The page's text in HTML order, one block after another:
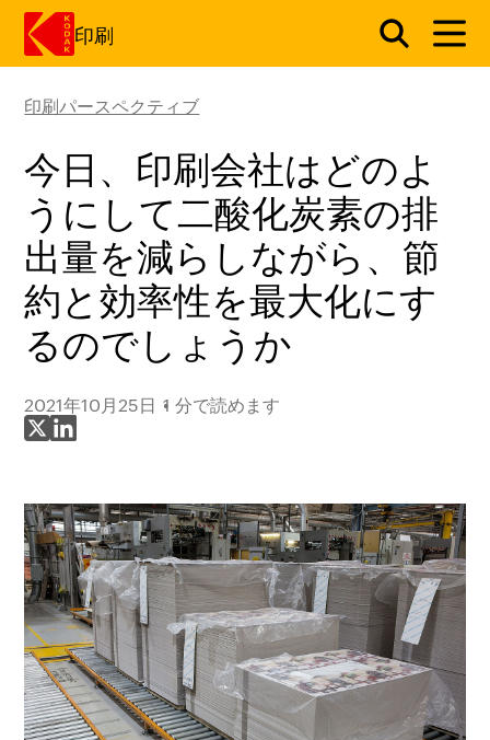
印刷
印刷パースペクティブ
今日、印刷会社はどのよ
うにして二酸化炭素の排
出量を減らしながら、節
約と効率性を最大化にす
るのでしょうか
2021年10月25日 1 分で読めます
X で共有
LinkedIn で共有